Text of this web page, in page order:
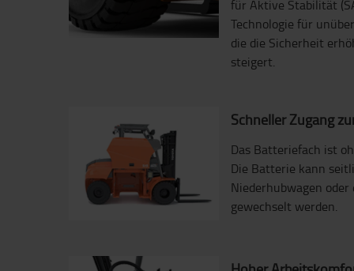
für Aktive Stabilität
Technologie für
die die Sicherheit
steigert.
Schneller Zugang
Das Batteriefach ist
Die Batterie kann
Niederhubwagen
gewechselt werden.